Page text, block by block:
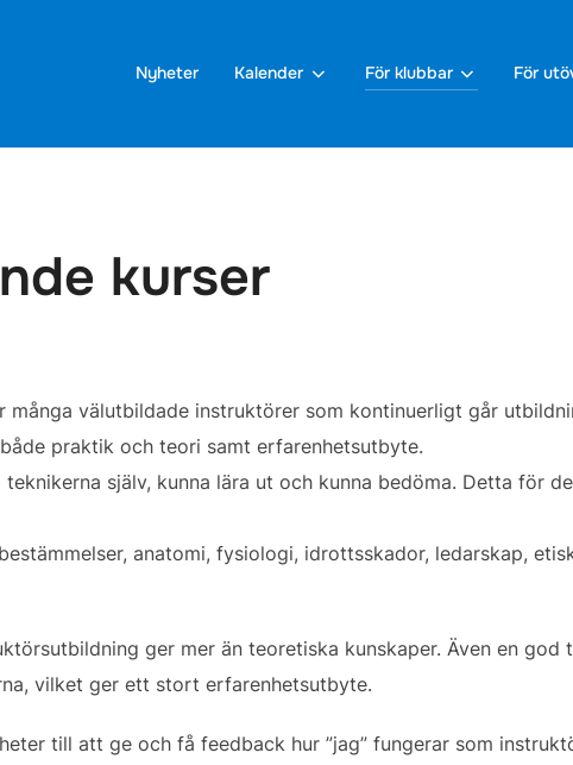
Nyheter Kalender För klubbar För
kurser
många välutbildade instruktörer som kontinuerligt går
praktik och teori samt erfarenhetsutbyte.
teknikerna själv, kunna lära ut och kunna bedöma. Detta för
anatomi, fysiologi, idrottsskador, ledarskap,
ger mer än teoretiska kunskaper. Även en
vilket ger ett stort erfarenhetsutbyte.
till att ge och få feedback hur ”jag” fungerar som